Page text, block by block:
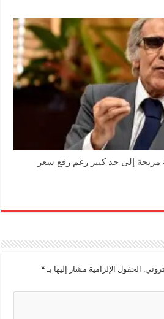
مريحة إلى حد كبير رغم رفع سعر
الحقول الإلزامية مشار إليها بـ*